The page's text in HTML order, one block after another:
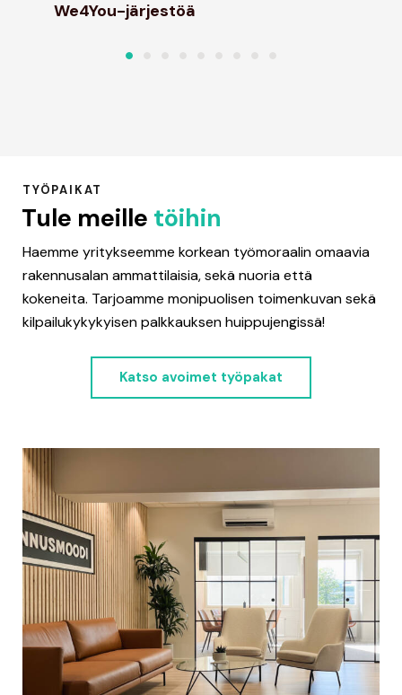
We4You-järjestöä
TYÖPAIKAT
Tule meille töihin
Haemme yritykseemme korkean työmoraalin omaavia
rakennusalan ammattilaisia, sekä nuoria että
kokeneita. Tarjoamme monipuolisen toimenkuvan sekä
kilpailukykykyisen palkkauksen huippujengissä!
Katso avoimet työpakat